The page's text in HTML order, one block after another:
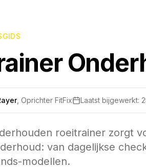
, Oprichter FitFix Laatst bijgewerkt:
roeitrainer zorgt
van dagelijkse
modellen.